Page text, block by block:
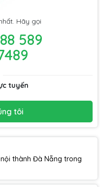
Hãy gọi
589
tuyến
tôi
thành Đà Nẵng trong